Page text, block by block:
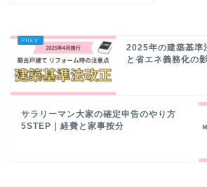
2025年の建築基準
と省エネ義務化の
サラリーマン大家の確定申告のやり方
5STEP｜経費と家事按分